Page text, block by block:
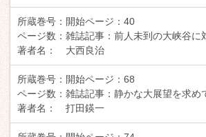
所蔵巻号： 開始ページ： 40
ページ数： 雑誌記事： 前人未到の大峡谷に
著者名：
大西良治
所蔵巻号： 開始ページ： 68
ページ数： 雑誌記事： 静かな大展望を求め
著者名：
打田鍈一